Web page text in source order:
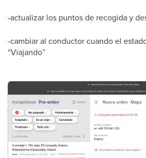
-actualizar los puntos de recogida y
-cambiar al conductor cuando el
“Viajando”